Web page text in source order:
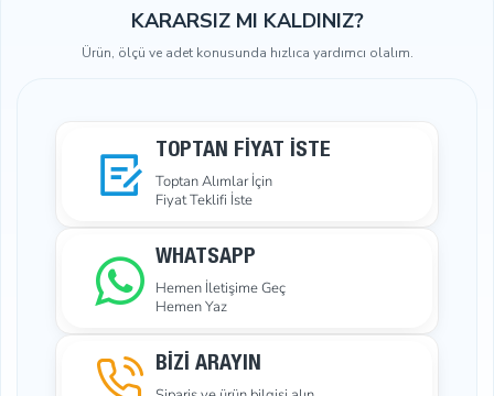
KARARSIZ MI KALDINIZ?
Ürün, ölçü ve adet konusunda hızlıca yardımcı olalım.
TOPTAN FIYAT İSTE
Toptan Alımlar İçin
Fiyat Teklifi İste
WHATSAPP
Hemen İletişime Geç
Hemen Yaz
BİZİ ARAYIN